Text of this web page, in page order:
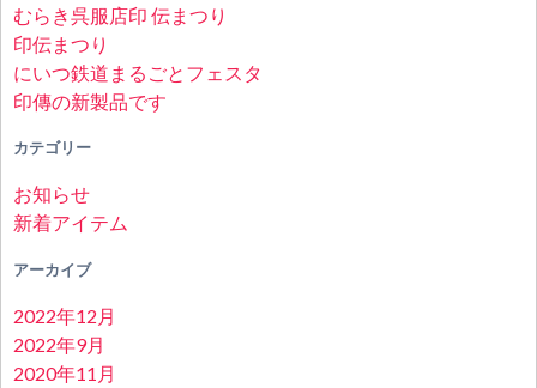
むらき呉服店印 伝まつり
印伝まつり
にいつ鉄道まるごとフェスタ
印傳の新製品です
カテゴリー
お知らせ
新着アイテム
アーカイブ
2022年12月
2022年9月
2020年11月